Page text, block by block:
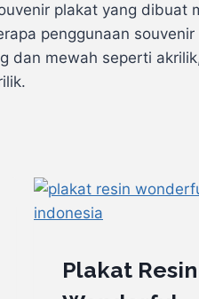
plakat yang dibuat
penggunaan
dan mewah seperti
Plakat Resin